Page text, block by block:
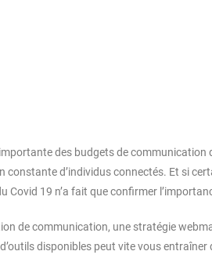
des budgets de communication
constante d’individus connectés. Et si
Covid 19 n’a fait que confirmer
de communication, une stratégie
disponibles peut vite vous